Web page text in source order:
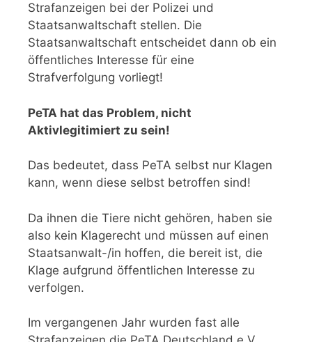
Strafanzeigen bei der Polizei und
Staatsanwaltschaft stellen. Die
Staatsanwaltschaft entscheidet dann ob ein
öffentliches Interesse für eine
Strafverfolgung vorliegt!
PeTA hat das Problem, nicht
Aktivlegitimiert zu sein!
Das bedeutet, dass PeTA selbst nur Klagen
kann, wenn diese selbst betroffen sind!
Da ihnen die Tiere nicht gehören, haben sie
also kein Klagerecht und müssen auf einen
Staatsanwalt-/in hoffen, die bereit ist, die
Klage aufgrund öffentlichen Interesse zu
verfolgen.
Im vergangenen Jahr wurden fast alle